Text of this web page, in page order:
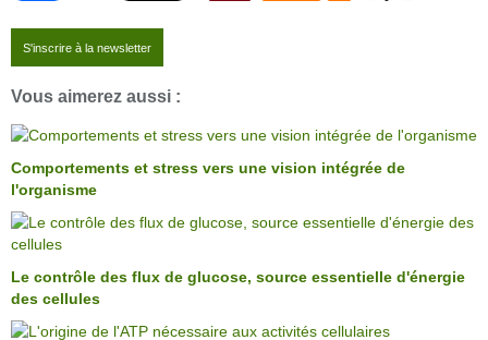
S'inscrire à la newsletter
Vous aimerez aussi :
Comportements et stress vers une vision intégrée de
l'organisme
Le contrôle des flux de glucose, source essentielle d'énergie
des cellules